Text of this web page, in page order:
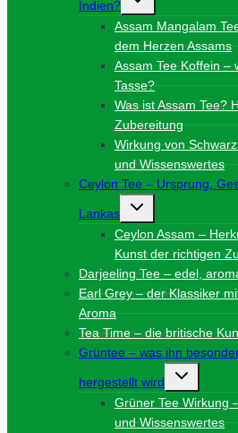
Indien?
umschalten
Assam Mangalam
dem Herzen Assams
Assam Tee Koffein –
Tasse?
Was ist Assam Tee?
Zubereitung
Wirkung von
und Wissenswertes
Ceylon Tee – Ursprung,
Lankas
Untermenü
umschalten
Ceylon Assam –
Kunst der richtigen
Darjeeling Tee – edel,
Earl Grey – der Klassiker
Aroma
Tea Time – die britische
Grüntee – was ihn
hergestellt wird
Untermenü
umschalten
Grüner Tee Wirkung
und Wissenswertes